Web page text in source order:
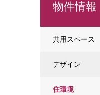
物件情報
共用スペース
デザイン
住環境